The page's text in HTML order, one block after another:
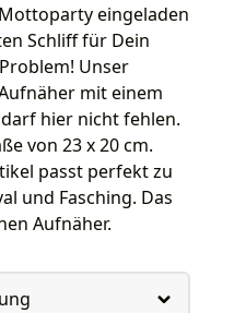
eingeladen
Schliff für Dein
Unser
mit einem
hier nicht fehlen.
von 23 x 20 cm.
passt perfekt zu
und Fasching. Das
Aufnäher.